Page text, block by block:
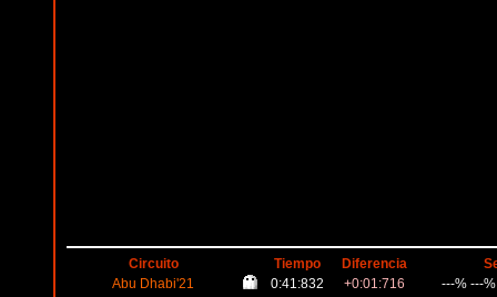
Circuito Tiempo Diferencia
Abu Dhabi'21
0:41:832 +0:01:716
---% ---